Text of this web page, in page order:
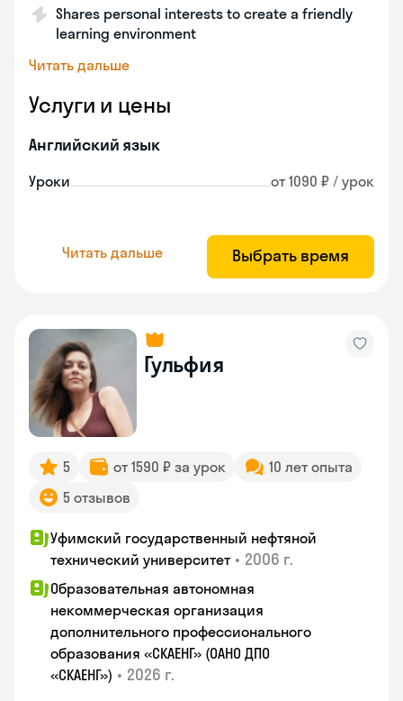
Shares personal interests to create a friendly
learning environment
Читать дальше
Услуги и цены
Английский язык
Уроки от 1090 ₽ / урок
Читать дальше Выбрать время
Гульфия
5 от 1590 ₽ за урок
10 лет опыта
5 отзывов
Уфимский государственный нефтяной
технический университет • 2006 г.
Образовательная автономная
некоммерческая организация
дополнительного профессионального
образования «СКАЕНГ» (ОАНО ДПО
«СКАЕНГ») • 2026 г.